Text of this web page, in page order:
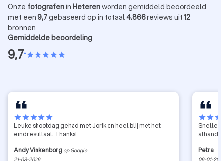
Onze fotografenin Heterenworden gemiddeld beoordeeld
met een 9,7gebaseerd op in totaal4.866reviews uit 12
bronnen
Gemiddelde beoordeling
9,7•starstarstarstarstar
starstarstarstarstar
Leuke shootdag gehad met Jorik en heel blij met het
eindresultaat. Thanks!
Andy Vinkenborg op Google
21-03-2026
starstar
Snelle
Petra
06-01-